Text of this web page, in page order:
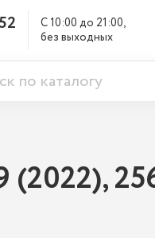
С 10:00 до 21:00,
без выходных
(2022),